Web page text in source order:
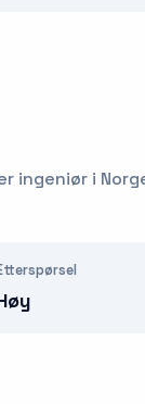
ingeniør i